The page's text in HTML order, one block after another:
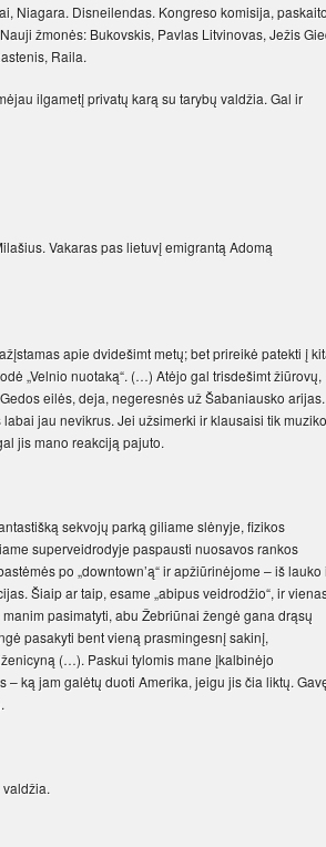
Niagara. Disneilendas. Kongreso komisija,
žmonės: Bukovskis, Pav­las Lit­vinovas, Ježis
Raila.
ilgametį privatų karą su tarybų valdžia. Gal ir
Vakaras pas lietuvį emigrantą Adomą
apie dvidešimt metų; bet prireikė patekti į
„Velnio nuotaką“. (…) Atėjo gal trisdešimt žiūrovų,
eilės, deja, negeresnės už Šabaniausko arijas.
jau nevikrus. Jei užsimerki ir klausaisi tik
jis mano reakciją pajuto.
sekvojų parką giliame slėnyje, fizikos
superveidrodyje paspausti nuosavos rankos
po „downtown’ą“ ir apžiūrinėjome – iš lauko
Šiaip ar taip, esame „abipus veidrodžio“, ir
pasimatyti, abu Žeb­riūnai žengė gana drąsų
pasakyti bent vieną prasmingesnį sakinį,
(…). Paskui tylomis mane įkalbinėjo
ką jam galėtų duoti Amerika, jeigu jis čia liktų.